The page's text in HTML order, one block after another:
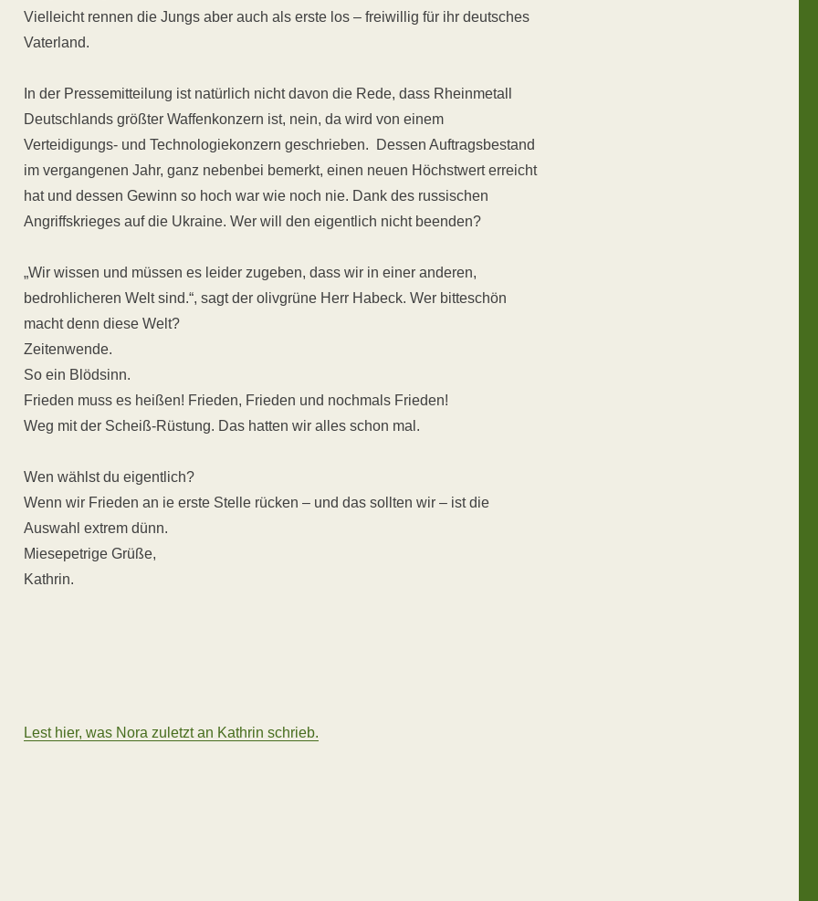
Vielleicht rennen die Jungs aber auch als erste los – freiwillig für ihr deutsches
Vaterland.
In der Pressemitteilung ist natürlich nicht davon die Rede, dass Rheinmetall
Deutschlands größter Waffenkonzern ist, nein, da wird von einem
Verteidigungs- und Technologiekonzern geschrieben. Dessen Auftragsbestand
im vergangenen Jahr, ganz nebenbei bemerkt, einen neuen Höchstwert erreicht
hat und dessen Gewinn so hoch war wie noch nie. Dank des russischen
Angriffskrieges auf die Ukraine. Wer will den eigentlich nicht beenden?
„Wir wissen und müssen es leider zugeben, dass wir in einer anderen,
bedrohlicheren Welt sind.“, sagt der olivgrüne Herr Habeck. Wer bitteschön
macht denn diese Welt?
Zeitenwende.
So ein Blödsinn.
Frieden muss es heißen! Frieden, Frieden und nochmals Frieden!
Weg mit der Scheiß-Rüstung. Das hatten wir alles schon mal.
Wen wählst du eigentlich?
Wenn wir Frieden an ie erste Stelle rücken – und das sollten wir – ist die
Auswahl extrem dünn.
Miesepetrige Grüße,
Kathrin.
Lest hier, was Nora zuletzt an Kathrin schrieb.